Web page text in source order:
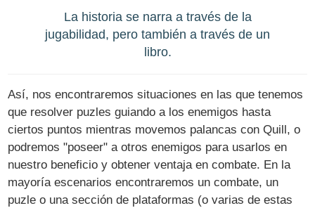
La historia se narra a través de la
jugabilidad, pero también a través de un
libro.
Así, nos encontraremos situaciones en las que tenemos
que resolver puzles guiando a los enemigos hasta
ciertos puntos mientras movemos palancas con Quill, o
podremos "poseer" a otros enemigos para usarlos en
nuestro beneficio y obtener ventaja en combate. En la
mayoría escenarios encontraremos un combate, un
puzle o una sección de plataformas (o varias de estas